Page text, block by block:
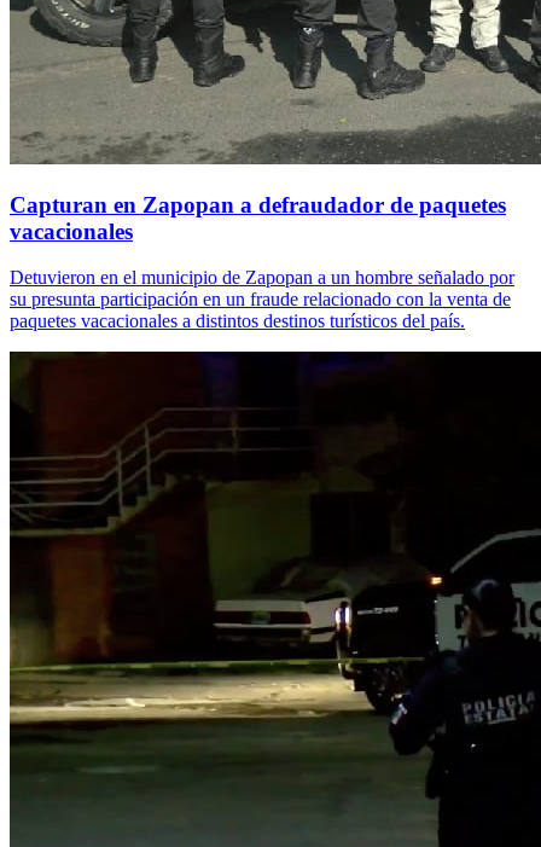
Capturan en Zapopan a defraudador de paquetes
vacacionales
Detuvieron en el municipio de Zapopan a un hombre señalado por
su presunta participación en un fraude relacionado con la venta de
paquetes vacacionales a distintos destinos turísticos del país.